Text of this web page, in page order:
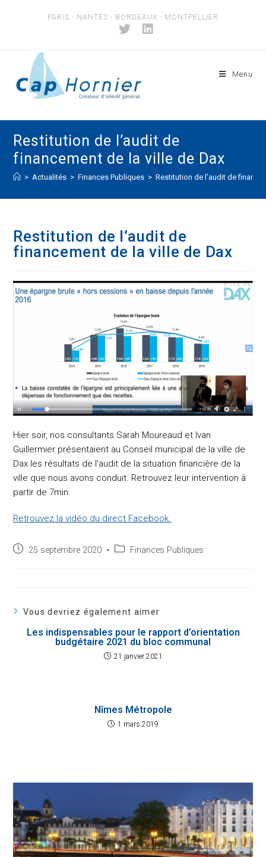
PARIS - NANTES - BORDEAUX - MONTPELLIER
Menu
Restitution de l’audit de
financement de la ville de Dax
> Actualités > Finances Publiques > Restitution de l’audit de
Restitution de l’audit de
financement de la ville de Dax
Hier soir, nos consultants Sarah Moureaud et Ivan
Guillermier présentaient au Conseil municipal de la ville de
Dax les résultats de l’audit de la situation financière de la
ville que nous avons conduit. Retrouvez leur intervention à
partir de 7min.
Retrouvez la vidéo du direct Facebook.
Post25 septembre 2020
PostFinances Publiques
Vous devriez également aimer
Les indispensables pour le rapport d’orientation
budgétaire 2021 du bloc communal
21 janvier 2021
Nîmes Métropole
1 mars 2019